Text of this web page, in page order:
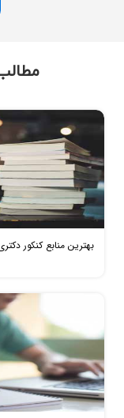
الگوریتم چیست
ساختمان داده
بهترین منابع کنکور